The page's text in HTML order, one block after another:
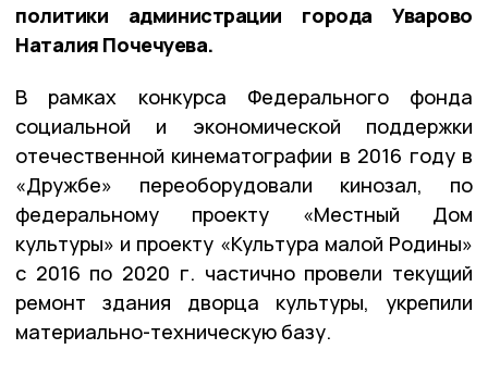
политики администрации города Уварово
Наталия Почечуева.
В рамках конкурса Федерального фонда
социальной и экономической поддержки
отечественной кинематографии в 2016 году в
«Дружбе» переоборудовали кинозал, по
федеральному проекту «Местный Дом
культуры» и проекту «Культура малой Родины»
с 2016 по 2020 г. частично провели текущий
ремонт здания дворца культуры, укрепили
материально-техническую базу.